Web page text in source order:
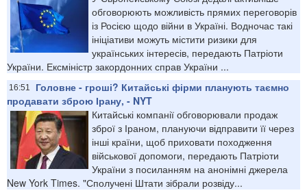
обговорюють можливість прямих переговорів
із Росією щодо війни в Україні. Водночас такі
ініціативи можуть містити ризики для
українських інтересів, передають Патріоти
України. Ексміністр закордонних справ України ...
16:51
Головне - гроші? Китайські фірми планують таємно
продавати зброю Ірану, - NYT
Китайські компанії обговорювали продаж
зброї з Іраном, плануючи відправити її через
інші країни, щоб приховати походження
військової допомоги, передають Патріоти
України з посиланням на анонімні джерела
New York Times. "Сполучені Штати зібрали розвіду...